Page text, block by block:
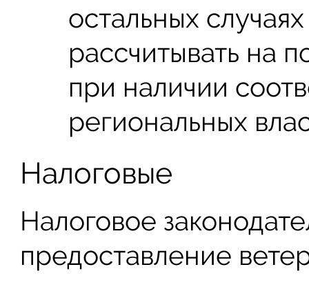
остальных
рассчитывать на
при наличии
региональных
Налоговые
Налоговое
предоставление